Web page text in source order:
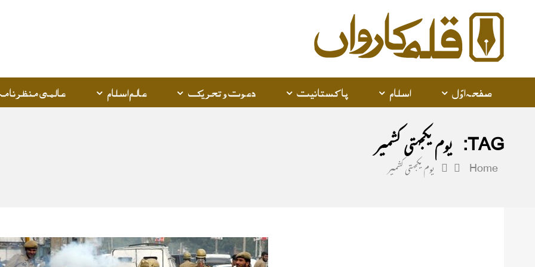
Karwan
صفحہ اوّل اسلام پاکستانیت دعوت و تحریک عالم اسلام عالمی
TAG: یوم یکجہتی کشمیر
Home یوم یکجہتی کشمیر